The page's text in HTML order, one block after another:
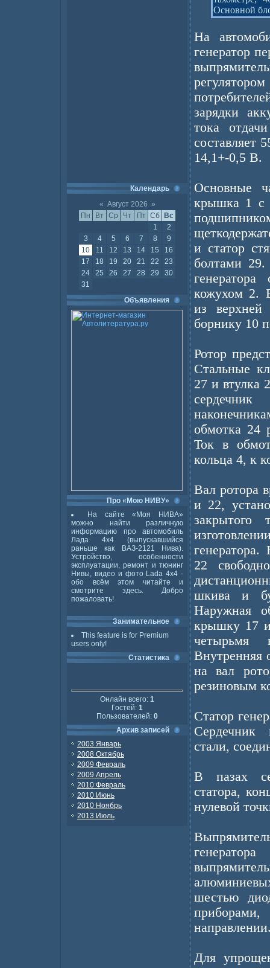
Календарь
« Август 2026 »
Пн
Вт Ср Чт Пт Сб
Вс
1
2
3
4 5 6 7 8
9
10
11 12 13 14 15
16
17
18 19 20 21 22
23
24
25 26 27 28 29
30
31
Объявления
Про «Мою НИВУ»
На сайте «Моя НИВА»
можно найти различную
информацию про автомобиль
Лада 4x4 (выпускавшийся
раньше как ВАЗ-2121 Нива).
Устройство, особенности
эксплуатации, ремонт и тюнинг
Нивы, видео и фото Lada 4x4 -
обо всём этом читайте и
смотрите здесь. Добро
пожаловать!
Занимательное
This feature is for Premium
users only!
Статистика
Онлайн всего: 1
Гостей: 1
Пользователей: 0
Архив записей
2003 Январь
2008 Октябрь
2009 Февраль
2009 Апрель
2010 Февраль
2010 Июнь
2010 Ноябрь
2013 Июль
Основной
На
генератор
зарядки
тока
составляет
14,1+-0,5 В.
Основные
крышка 1 с
и статор
болтами 29.
кожухом 2.
из
борнику 10
Ротор
Стальные
27 и втулка
обмотка 24
Ток в
кольца 4, к
Вал ротора
и 22,
22
шкива и
Наружная
крышку 17
четырьмя
Внутренняя
на вал
резиновым
Статор
Сердечник
стали,
В пазах
статора,
нулевой
шестью
Для